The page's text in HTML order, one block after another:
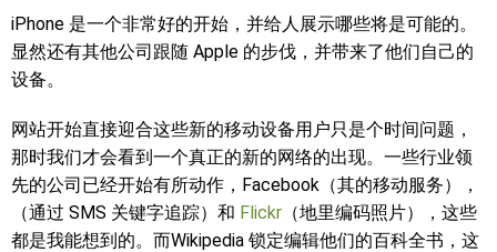
iPhone 是一个非常好的开始，并给人展示哪些将是可能的。
显然还有其他公司跟随 Apple 的步伐，并带来了他们自己的
设备。
网站开始直接迎合这些新的移动设备用户只是个时间问题，
那时我们才会看到一个真正的新的网络的出现。一些行业领
先的公司已经开始有所动作，Facebook（其的移动服务），
（通过 SMS 关键字追踪）和 Flickr （地里编码照片），这些
都是我能想到的。而Wikipedia 锁定编辑他们的百科全书，这